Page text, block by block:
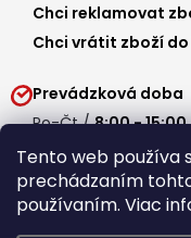
Tento web používa
prechádzaním
používaním. Viac
Chci reklamovat
Chci vrátit zboží do
Prevádzková doba
Po-Čt /8:00 - 15:00
Pá / 7:30 - 14:30
Obedňajšia